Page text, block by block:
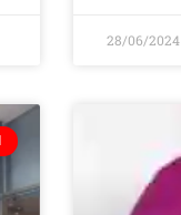
28/06/2024